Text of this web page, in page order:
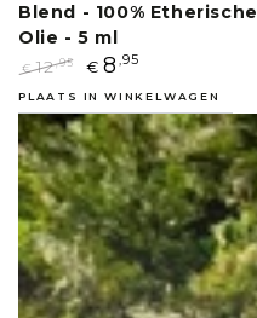
Blend - 100% Etherische
Olie - 5 ml
Normale
prijs
€ 12,95
Aanbiedingsprijs
€ 8 ,95
PLAATS IN WINKELWAGEN